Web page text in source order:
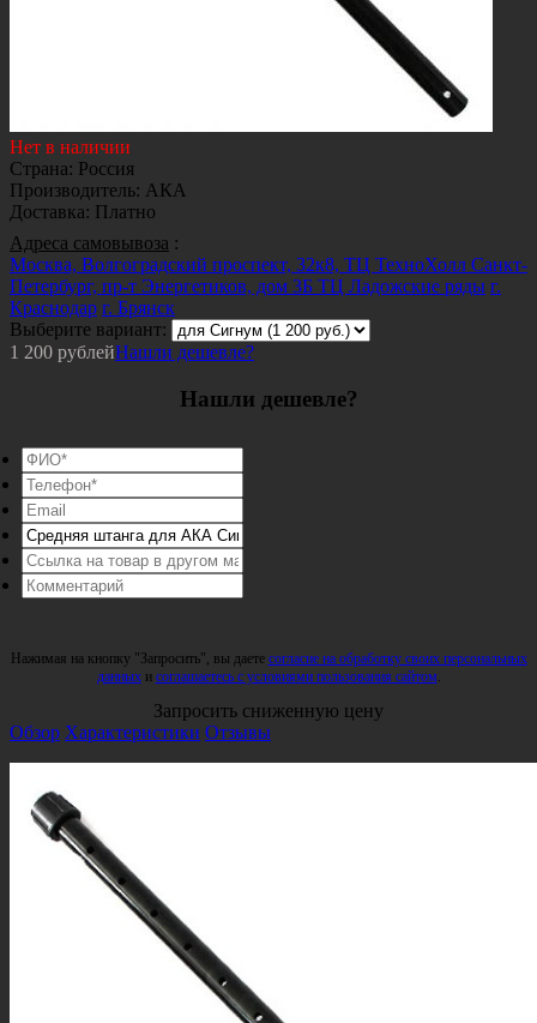
Нет в наличии
Страна: Россия
Производитель: АКА
Доставка: Платно
Адреса самовывоза :
Москва, Волгоградский проспект, 32к8, ТЦ ТехноХолл Санкт-
Петербург, пр-т Энергетиков, дом 3Б ТЦ Ладожские ряды г.
Краснодар г. Брянск
Выберите вариант:
1 200 рублейНашли дешевле?
Нашли дешевле?
Нажимая на кнопку "Запросить", вы даете согласие на обработку своих персональных
данныхи соглашаетесь с условиями пользования сайтом.
Запросить сниженную цену
Обзор Характеристики Отзывы